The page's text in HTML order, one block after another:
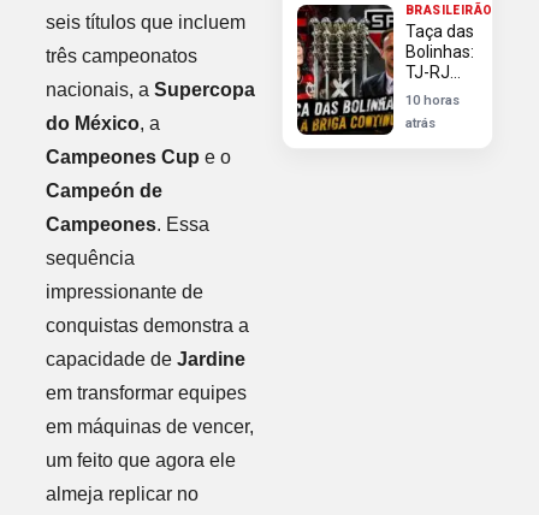
seis títulos que incluem
três campeonatos
nacionais, a Supercopa
do México, a
Campeones Cup e o
Campeón de
Campeones. Essa
sequência
impressionante de
conquistas demonstra a
capacidade de Jardine
em transformar equipes
em máquinas de vencer,
um feito que agora ele
almeja replicar no
Flamengo
em sua
contratação
BRASILEIRÃO
Taça das
Bolinhas:
TJ-RJ
rejeita
Flamengo
e reitera
10 horas
atrás